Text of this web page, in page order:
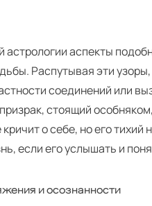
астрологии аспекты
Распутывая эти
соединений или
стоящий
кричит о себе, но его
если его услышать и
и осознанности